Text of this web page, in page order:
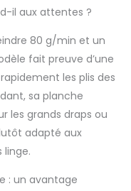
seulement
pour une
confortable
tout
Repassage
fois plus
fer à
traditionnel,
LED
pour une
facile
avec des
optimaux 15
il aux attentes ?
80 g/min et un
fait preuve d’une
les plis des
sa planche
les grands draps ou
adapté aux
linge.
: un avantage